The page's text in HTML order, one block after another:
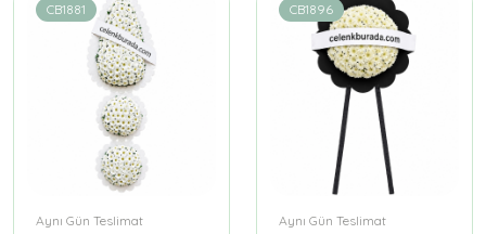
CB1881
Aynı Gün Teslimat
CB1896
Aynı Gün Teslimat